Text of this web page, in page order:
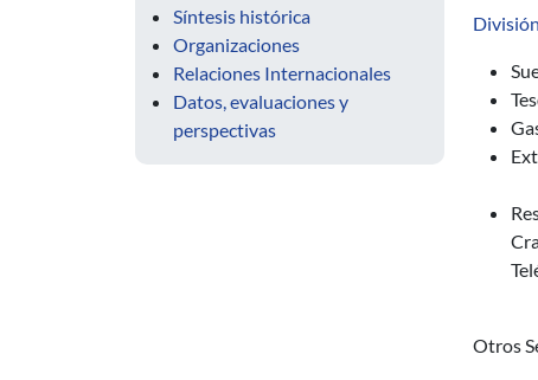
Síntesis histórica
Organizaciones
Relaciones Internacionales
Datos, evaluaciones y
perspectivas
Otros